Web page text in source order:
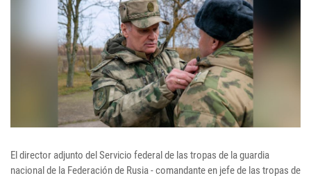
El director adjunto del Servicio federal de las tropas de la guardia
nacional de la Federación de Rusia - comandante en jefe de las tropas de